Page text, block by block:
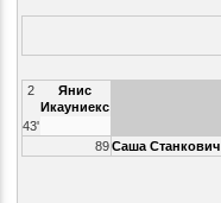
2
Янис
Икауниекс
43'
89Саша Станкович